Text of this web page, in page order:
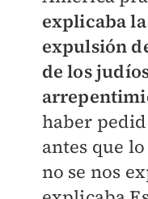
explicaba
expulsión
de los
haber
antes que
no se nos